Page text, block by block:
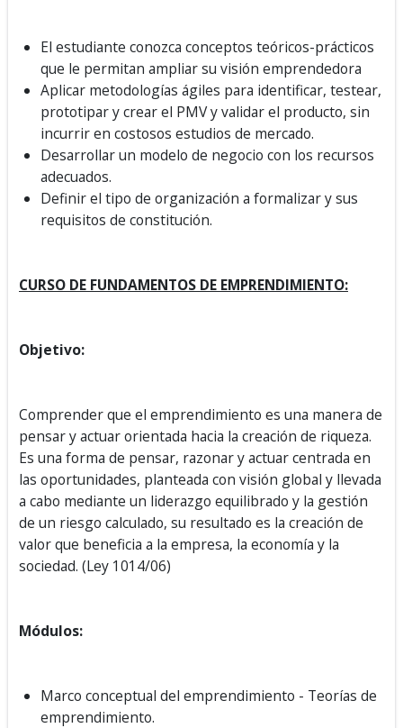
El estudiante conozca conceptos teóricos-prácticos
que le permitan ampliar su visión emprendedora
Aplicar metodologías ágiles para identificar, testear,
prototipar y crear el PMV y validar el producto, sin
incurrir en costosos estudios de mercado.
Desarrollar un modelo de negocio con los recursos
adecuados.
Definir el tipo de organización a formalizar y sus
requisitos de constitución.
CURSO DE FUNDAMENTOS DE EMPRENDIMIENTO:
Objetivo:
Comprender que el emprendimiento es una manera de
pensar y actuar orientada hacia la creación de riqueza.
Es una forma de pensar, razonar y actuar centrada en
las oportunidades, planteada con visión global y llevada
a cabo mediante un liderazgo equilibrado y la gestión
de un riesgo calculado, su resultado es la creación de
valor que beneficia a la empresa, la economía y la
sociedad. (Ley 1014/06)
Módulos:
Marco conceptual del emprendimiento - Teorías de
emprendimiento.